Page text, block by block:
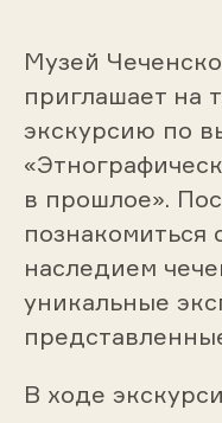
Музей
приглашает на
экскурсию по
в прошлое».
познакомиться
наследием
уникальные
В ходе